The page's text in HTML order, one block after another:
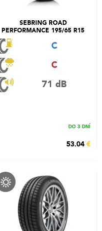
SEBRING ROAD
PERFORMANCE 195/65 R15
C
C
71 dB
DO 3 DNÍ
53.04 €